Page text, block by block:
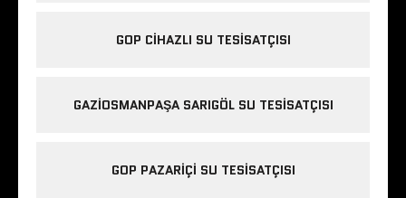
GOP CIHAZLI SU TESISATÇISI
GAZIOSMANPAŞA SARIGÖL SU TESISATÇISI
GOP PAZARIÇI SU TESISATÇISI